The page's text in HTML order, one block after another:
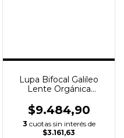
Lupa Bifocal Galileo
Lente Orgánica
$9.484,90
3 cuotas sin interés de
$3.161,63